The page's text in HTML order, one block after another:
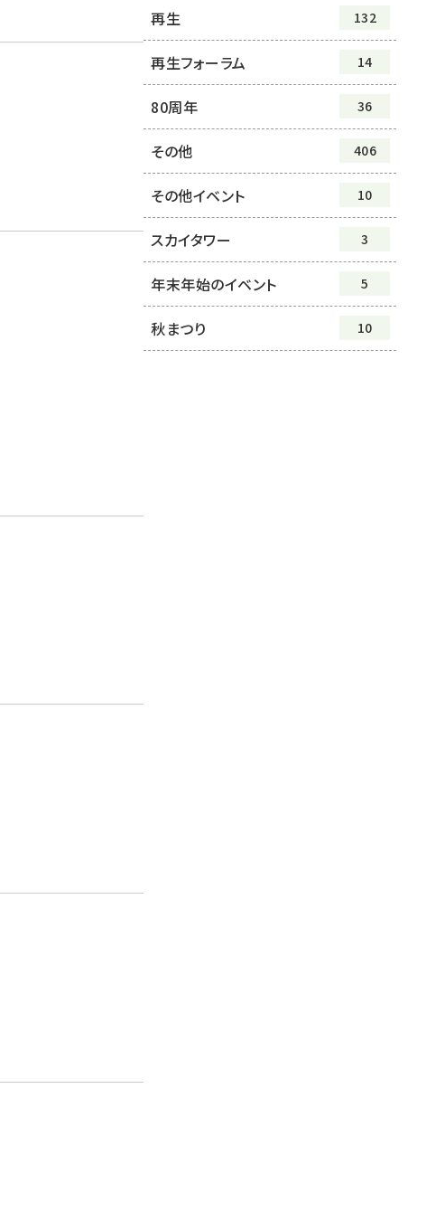
再生 132
再生フォーラム 14
80周年 36
その他 406
その他イベント 10
スカイタワー 3
年末年始のイベント 5
秋まつり 10